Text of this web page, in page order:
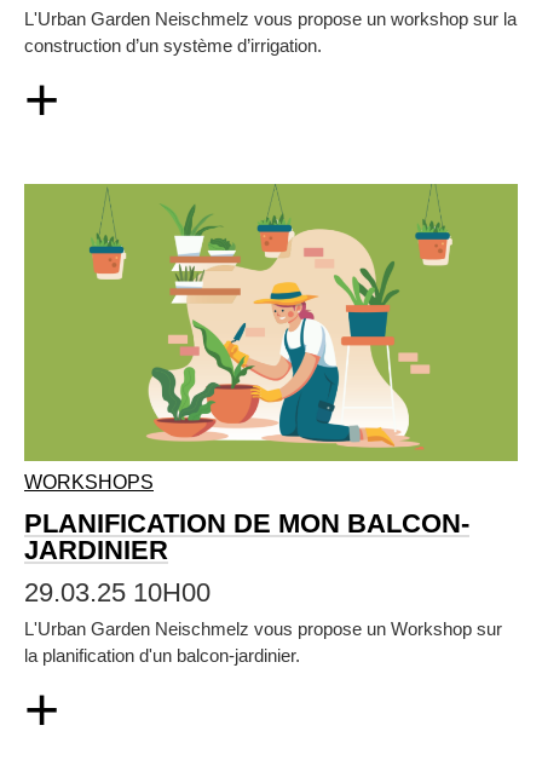
L'Urban Garden Neischmelz vous propose un workshop sur la
construction d’un système d’irrigation.
+
WORKSHOPS
PLANIFICATION DE MON BALCON-
JARDINIER
29.03.25 10H00
L'Urban Garden Neischmelz vous propose un Workshop sur
la planification d'un balcon-jardinier.
+